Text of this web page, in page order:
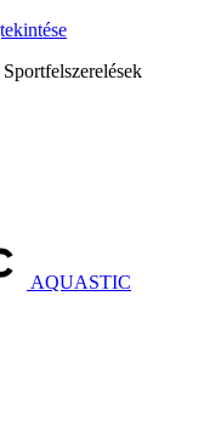
Sportfelszerelések
AQUASTIC